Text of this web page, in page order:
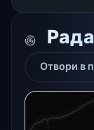
Отвори в